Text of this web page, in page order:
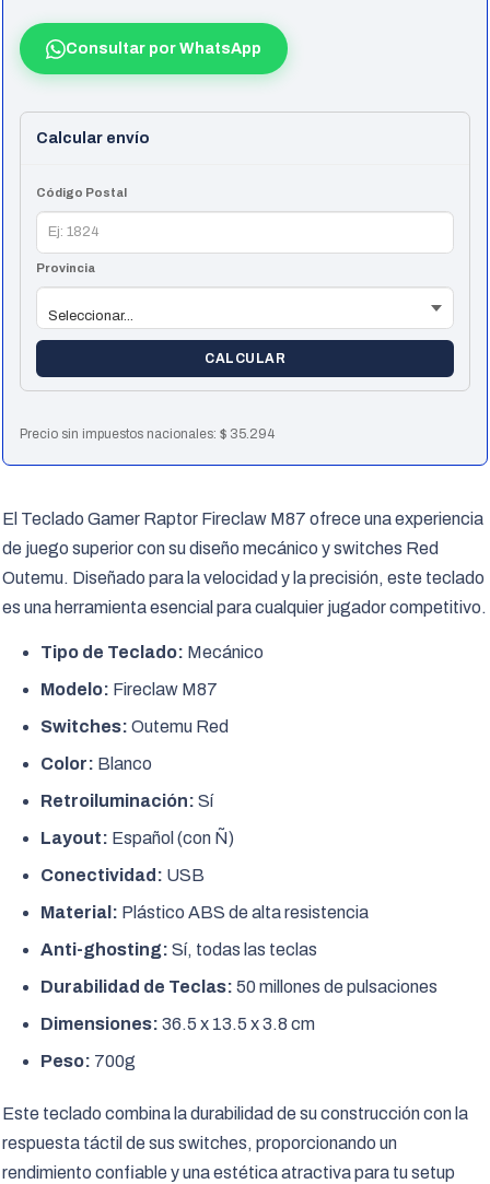
Fireclaw
M87
Retroiluminado
Switch
White
(7855)
cantidad
Consultar por WhatsApp
Calcular envío
Código Postal
Provincia
CALCULAR
Precio sin impuestos nacionales:$ 35.294
El Teclado Gamer Raptor Fireclaw M87 ofrece una experiencia
de juego superior con su diseño mecánico y switches Red
Outemu. Diseñado para la velocidad y la precisión, este teclado
es una herramienta esencial para cualquier jugador competitivo.
Tipo de Teclado: Mecánico
Modelo: Fireclaw M87
Switches: Outemu Red
Color: Blanco
Retroiluminación: Sí
Layout: Español (con Ñ)
Conectividad: USB
Material: Plástico ABS de alta resistencia
Anti-ghosting: Sí, todas las teclas
Durabilidad de Teclas: 50 millones de pulsaciones
Dimensiones: 36.5 x 13.5 x 3.8 cm
Peso: 700g
Este teclado combina la durabilidad de su construcción con la
respuesta táctil de sus switches, proporcionando un
rendimiento confiable y una estética atractiva para tu setup